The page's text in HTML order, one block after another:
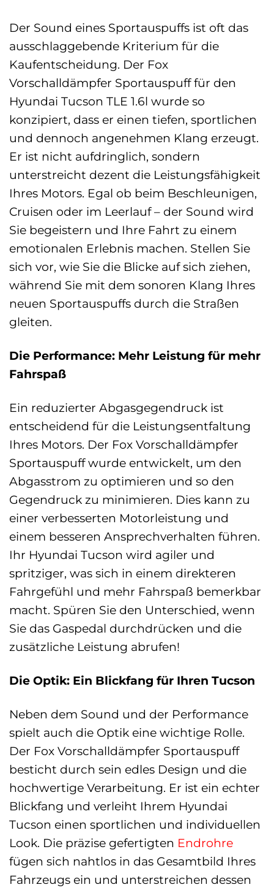
Der Sound eines Sportauspuffs ist oft das
ausschlaggebende Kriterium für die
Kaufentscheidung. Der Fox
Vorschalldämpfer Sportauspuff für den
Hyundai Tucson TLE 1.6l wurde so
konzipiert, dass er einen tiefen, sportlichen
und dennoch angenehmen Klang erzeugt.
Er ist nicht aufdringlich, sondern
unterstreicht dezent die Leistungsfähigkeit
Ihres Motors. Egal ob beim Beschleunigen,
Cruisen oder im Leerlauf – der Sound wird
Sie begeistern und Ihre Fahrt zu einem
emotionalen Erlebnis machen. Stellen Sie
sich vor, wie Sie die Blicke auf sich ziehen,
während Sie mit dem sonoren Klang Ihres
neuen Sportauspuffs durch die Straßen
gleiten.
Die Performance: Mehr Leistung für mehr
Fahrspaß
Ein reduzierter Abgasgegendruck ist
entscheidend für die Leistungsentfaltung
Ihres Motors. Der Fox Vorschalldämpfer
Sportauspuff wurde entwickelt, um den
Abgasstrom zu optimieren und so den
Gegendruck zu minimieren. Dies kann zu
einer verbesserten Motorleistung und
einem besseren Ansprechverhalten führen.
Ihr Hyundai Tucson wird agiler und
spritziger, was sich in einem direkteren
Fahrgefühl und mehr Fahrspaß bemerkbar
macht. Spüren Sie den Unterschied, wenn
Sie das Gaspedal durchdrücken und die
zusätzliche Leistung abrufen!
Die Optik: Ein Blickfang für Ihren Tucson
Neben dem Sound und der Performance
spielt auch die Optik eine wichtige Rolle.
Der Fox Vorschalldämpfer Sportauspuff
besticht durch sein edles Design und die
hochwertige Verarbeitung. Er ist ein echter
Blickfang und verleiht Ihrem Hyundai
Tucson einen sportlichen und individuellen
Look. Die präzise gefertigten Endrohre
fügen sich nahtlos in das Gesamtbild Ihres
Fahrzeugs ein und unterstreichen dessen